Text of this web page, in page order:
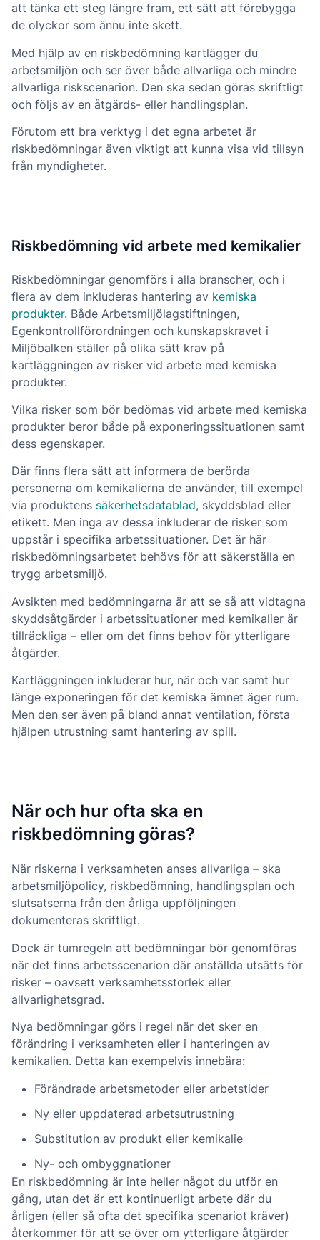
att tänka ett steg längre fram, ett sätt att förebygga
de olyckor som ännu inte skett.
Med hjälp av en riskbedömning kartlägger du
arbetsmiljön och ser över både allvarliga och mindre
allvarliga riskscenarion. Den ska sedan göras skriftligt
och följs av en åtgärds- eller handlingsplan.
Förutom ett bra verktyg i det egna arbetet är
riskbedömningar även viktigt att kunna visa vid tillsyn
från myndigheter.
Riskbedömning vid arbete med kemikalier
Riskbedömningar genomförs i alla branscher, och i
flera av dem inkluderas hantering av kemiska
produkter. Både Arbetsmiljölagstiftningen,
Egenkontrollförordningen och kunskapskravet i
Miljöbalken ställer på olika sätt krav på
kartläggningen av risker vid arbete med kemiska
produkter.
Vilka risker som bör bedömas vid arbete med kemiska
produkter beror både på exponeringssituationen samt
dess egenskaper.
Där finns flera sätt att informera de berörda
personerna om kemikalierna de använder, till exempel
via produktens säkerhetsdatablad, skyddsblad eller
etikett. Men inga av dessa inkluderar de risker som
uppstår i specifika arbetssituationer. Det är här
riskbedömningsarbetet behövs för att säkerställa en
trygg arbetsmiljö.
Avsikten med bedömningarna är att se så att vidtagna
skyddsåtgärder i arbetssituationer med kemikalier är
tillräckliga – eller om det finns behov för ytterligare
åtgärder.
Kartläggningen inkluderar hur, när och var samt hur
länge exponeringen för det kemiska ämnet äger rum.
Men den ser även på bland annat ventilation, första
hjälpen utrustning samt hantering av spill.
När och hur ofta ska en
riskbedömning göras?
När riskerna i verksamheten anses allvarliga – ska
arbetsmiljöpolicy, riskbedömning, handlingsplan och
slutsatserna från den årliga uppföljningen
dokumenteras skriftligt.
Dock är tumregeln att bedömningar bör genomföras
när det finns arbetsscenarion där anställda utsätts för
risker – oavsett verksamhetsstorlek eller
allvarlighetsgrad.
Nya bedömningar görs i regel när det sker en
förändring i verksamheten eller i hanteringen av
kemikalien. Detta kan exempelvis innebära:
Förändrade arbetsmetoder eller arbetstider
Ny eller uppdaterad arbetsutrustning
Substitution av produkt eller kemikalie
Ny- och ombyggnationer
En riskbedömning är inte heller något du utför en
gång, utan det är ett kontinuerligt arbete där du
årligen (eller så ofta det specifika scenariot kräver)
återkommer för att se över om ytterligare åtgärder